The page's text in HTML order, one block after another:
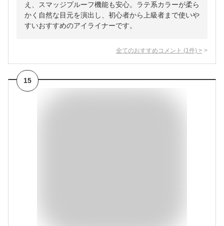
え、スマッジプルーフ機能も安心。ラテ系カラーが柔ら
かく自然な目元を演出し、初心者から上級者まで使いや
すいおすすめのアイライナーです。
全てのおすすめコメント (1 件) >
15